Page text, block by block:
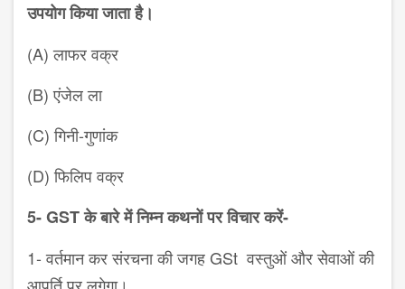
उपयोग किया जाता है।
(A) लाफर वक्र
(B) एंजेल ला
(C) गिनी-गुणांक
(D) फिलिप वक्र
5-GSTके बारे में निम्न कथनों पर विचार करें-
1-वर्तमान कर संरचना की जगहGSt वस्तुओं और सेवाओं की